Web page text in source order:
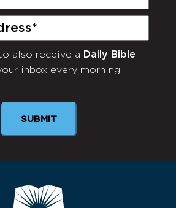
also receive a Daily Bible
inbox every morning.